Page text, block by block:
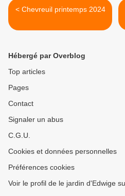
< Chevreuil printemps 2024
Hébergé par Overblog
Top articles
Pages
Contact
Signaler un abus
C.G.U.
Cookies et données personnelles
Préférences cookies
Voir le profil de le jardin d'Edwige